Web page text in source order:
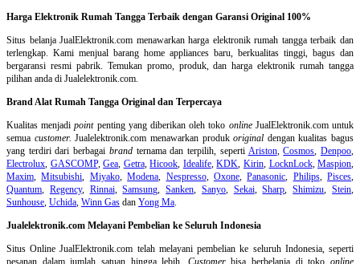
Harga Elektronik Rumah Tangga Terbaik dengan Garansi Original 100%
Situs belanjaJualElektronik.com menawarkan harga elektronik rumah tangga terbaik dan
terlengkap. Kami menjual barang home appliances baru, berkualitas tinggi, bagus dan
bergaransi resmi pabrik. Temukan promo, produk, dan harga elektronik rumah tangga
pilihan anda di Jualelektronik.com.
Brand Alat Rumah Tangga Original dan Terpercaya
Kualitas menjadipointpenting yang diberikan oleh toko onlineJualElektronik.com untuk
semua customer. Jualelektronik.com menawarkan produkoriginal dengan kualitas bagus
yang terdiri dari berbagai brandternama dan terpilih, seperti Ariston,Cosmos,Denpoo,
Electrolux, GASCOMP,Gea, Getra,Hicook, Idealife,KDK, Kirin, LocknLock,Maspion,
Maxim,Mitsubishi, Miyako,Modena, Nespresso, Oxone,Panasonic, Philips, Pisces,
Quantum, Regency, Rinnai,Samsung,Sanken, Sanyo, Sekai,Sharp,Shimizu,Stein,
Sunhouse, Uchida, Winn Gas dan Yong Ma.
Jualelektronik.com Melayani Pembelian ke Seluruh Indonesia
Situs Online JualElektronik.com telah melayani pembelian ke seluruh Indonesia, seperti
pesanan dalam jumlah satuan hingga lebih. Customerbisa berbelanja di tokoonline